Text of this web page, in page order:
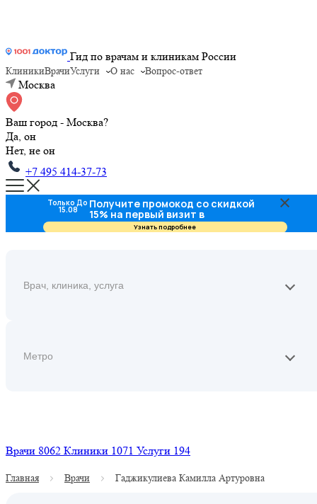
Гид по врачам и клиникам России
КлиникиВрачиУслуги О нас Вопрос-ответ
Москва
Ваш город - Москва?
Да, он
Нет, не он
+7 495 414-37-73
Врачи 8062 Клиники 1071 Услуги 194
Главная Врачи Гаджикулиева Камилла Артуровна
Только До
15.08 Получите промокод со скидкой
15% на первый визит в
стоматологию
Узнать подробнее